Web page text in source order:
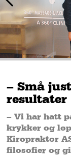
– Små
resultater
– Vi har hatt
krykker og
Kiropraktor
filosofier og